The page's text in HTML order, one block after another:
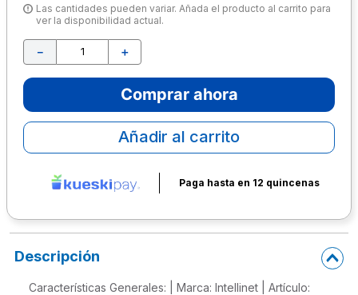
Las cantidades pueden variar. Añada el producto al carrito para
ver la disponibilidad actual.
＋
－
Comprar ahora
Añadir al carrito
Paga hasta en 12 quincenas
Descripción
Características Generales: | Marca: Intellinet | Artículo:
escritorio